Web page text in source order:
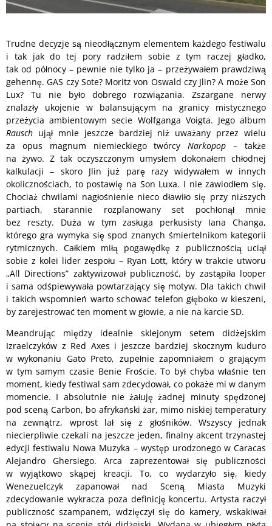
Trudne decyzje są nieodłącznym elementem każdego festiwalu
i tak jak do tej pory radziłem sobie z tym raczej gładko,
tak od północy – pewnie nie tylko ja – przeżywałem prawdziwą
gehennę. GAS czy Sote? Moritz von Oswald czy Jlin? A może Son
Lux? Tu nie było dobrego rozwiązania. Zszargane nerwy
znalazły ukojenie w balansującym na granicy mistycznego
przeżycia ambientowym secie Wolfganga Voigta. Jego album
Rausch ujął mnie jeszcze bardziej niż uważany przez wielu
za opus magnum niemieckiego twórcyNarkopop – także
na żywo. Z tak oczyszczonym umysłem dokonałem chłodnej
kalkulacji – skoro Jlin już parę razy widywałem w innych
okolicznościach, to postawię na Son Luxa. I nie zawiodłem się.
Chociaż chwilami nagłośnienie nieco dławiło się przy niższych
partiach, starannie rozplanowany set pochłonął mnie
bez reszty. Duża w tym zasługa perkusisty Iana Changa,
którego gra wymyka się spod znanych śmiertelnikom kategorii
rytmicznych. Całkiem miłą pogawędkę z publicznością uciął
sobie z kolei lider zespołu – Ryan Lott, który w trakcie utworu
„All Directions” zaktywizował publiczność, by zastąpiła looper
i sama odśpiewywała powtarzający się motyw. Dla takich chwil
i takich wspomnień warto schować telefon głęboko w kieszeni,
by zarejestrować ten moment w głowie, a nie na karcie SD.
Meandrując między idealnie sklejonym setem didżejskim
Izraelczyków z Red Axes i jeszcze bardziej skocznym kuduro
w wykonaniu Gato Preto, zupełnie zapomniałem o grającym
w tym samym czasie Benie Froście. To był chyba właśnie ten
moment, kiedy festiwal sam zdecydował, co pokaże mi w danym
momencie. I absolutnie nie żałuję żadnej minuty spędzonej
pod sceną Carbon, bo afrykański żar, mimo niskiej temperatury
na zewnątrz, wprost lał się z głośników. Wszyscy jednak
niecierpliwie czekali na jeszcze jeden, finalny akcent trzynastej
edycji festiwalu Nowa Muzyka – występ urodzonego w Caracas
Alejandro Ghersiego. Arca zaprezentował się publiczności
w wyjątkowo skąpej kreacji. To, co wydarzyło się, kiedy
Wenezuelczyk zapanował nad Sceną Miasta Muzyki
zdecydowanie wykracza poza definicję koncertu. Artysta raczył
publiczność szampanem, wdzięczył się do kamery, wskakiwał